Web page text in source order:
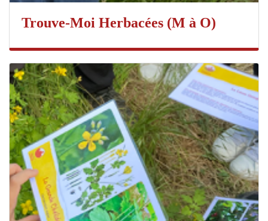
Trouve-Moi Herbacées (M à O)